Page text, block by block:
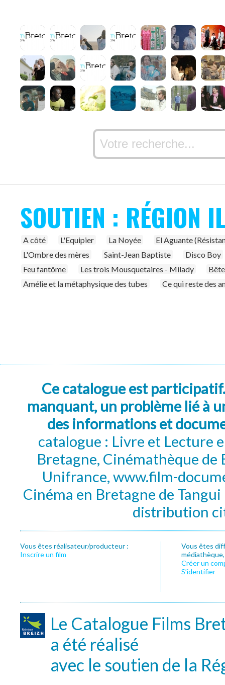
SOUTIEN : RÉGION
A côté L'Equipier La Noyée
El Aguante
L'Ombre des mères
Saint-Jean Baptiste
Disco Boy
Feu fantôme
Les trois Mousquetaires - Milady
Amélie et la métaphysique des tubes
Ce qui reste des
Ce catalogue est
manquant, un problème lié à
des informations et
catalogue : Livre et Lecture
Bretagne, Cinémathèque de
Unifrance, www.film-
Cinéma en Bretagne de
distribution
Vous êtes réalisateur/producteur :
Inscrire un film
Vous êtes
Créer un
S’identifier
Le Catalogue Films
a été réalisé
avec le soutien de la